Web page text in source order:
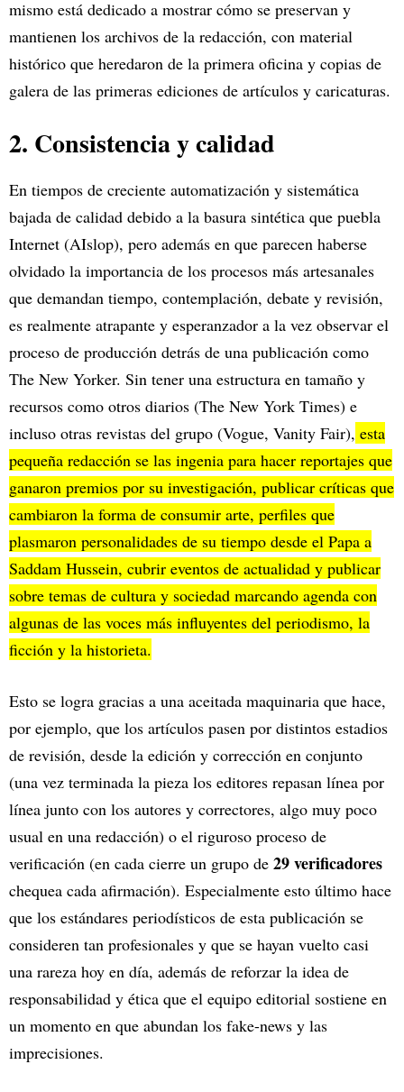
mismo está dedicado a mostrar cómo se preservan y
mantienen los archivos de la redacción, con material
histórico que heredaron de la primera oficina y copias de
galera de las primeras ediciones de artículos y caricaturas.
2. Consistencia y calidad
En tiempos de creciente automatización y sistemática
bajada de calidad debido a la basura sintética que puebla
Internet (AIslop), pero además en que parecen haberse
olvidado la importancia de los procesos más artesanales
que demandan tiempo, contemplación, debate y revisión,
es realmente atrapante y esperanzador a la vez observar el
proceso de producción detrás de una publicación como
The New Yorker. Sin tener una estructura en tamaño y
recursos como otros diarios (The New York Times) e
incluso otras revistas del grupo (Vogue, Vanity Fair), esta
pequeña redacción se las ingenia para hacer reportajes que
ganaron premios por su investigación, publicar críticas que
cambiaron la forma de consumir arte, perfiles que
plasmaron personalidades de su tiempo desde el Papa a
Saddam Hussein, cubrir eventos de actualidad y publicar
sobre temas de cultura y sociedad marcando agenda con
algunas de las voces más influyentes del periodismo, la
ficción y la historieta.
Esto se logra gracias a una aceitada maquinaria que hace,
por ejemplo, que los artículos pasen por distintos estadios
de revisión, desde la edición y corrección en conjunto
(una vez terminada la pieza los editores repasan línea por
línea junto con los autores y correctores, algo muy poco
usual en una redacción) o el riguroso proceso de
verificación (en cada cierre un grupo de 29 verificadores
chequea cada afirmación). Especialmente esto último hace
que los estándares periodísticos de esta publicación se
consideren tan profesionales y que se hayan vuelto casi
una rareza hoy en día, además de reforzar la idea de
responsabilidad y ética que el equipo editorial sostiene en
un momento en que abundan los fake-news y las
imprecisiones.